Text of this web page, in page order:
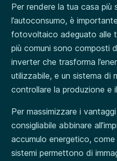
Per rendere la tua casa più
l’autoconsumo, è
fotovoltaico adeguato alle
più comuni sono composti
inverter che trasforma
utilizzabile, e un sistema di
controllare la produzione e
Per massimizzare i
consigliabile abbinare
accumulo energetico,
sistemi permettono di